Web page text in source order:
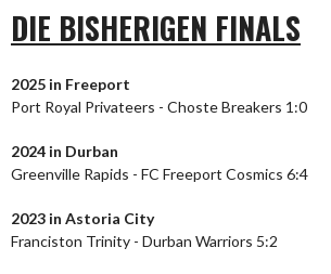
DIE BISHERIGEN FINALS
2025 in Freeport
Port Royal Privateers - Choste Breakers 1:0
2024 in Durban
Greenville Rapids - FC Freeport Cosmics 6:4
2023 in Astoria City
Franciston Trinity - Durban Warriors 5:2